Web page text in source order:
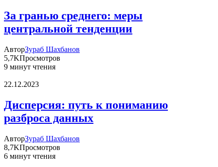
За гранью среднего: меры
центральной тенденции
АвторЗураб Шахбанов
5,7KПросмотров
9 минут чтения
22.12.2023
Дисперсия: путь к пониманию
разброса данных
АвторЗураб Шахбанов
8,7KПросмотров
6 минут чтения